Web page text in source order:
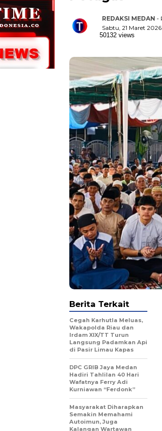
REDAKSI MEDAN -
Sabtu, 21 Maret
50132 views
Berita Terkait
Cegah Karhutla Meluas,
Wakapolda Riau dan
Irdam XIX/TT Turun
Langsung Padamkan Api
di Pasir Limau Kapas
DPC GRIB Jaya Medan
Hadiri Tahlilan 40 Hari
Wafatnya Ferry Adi
Kurniawan “Ferdonk”
Masyarakat Diharapkan
Semakin Memahami
Autoimun, Juga
Kalangan Wartawan